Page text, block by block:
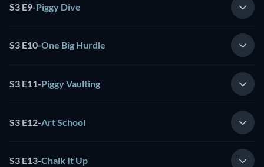
S3 E9-Piggy Dive
S3 E10-One Big Hurdle
S3 E11-Piggy Vaulting
S3 E12-Art School
S3 E13-Chalk It Up